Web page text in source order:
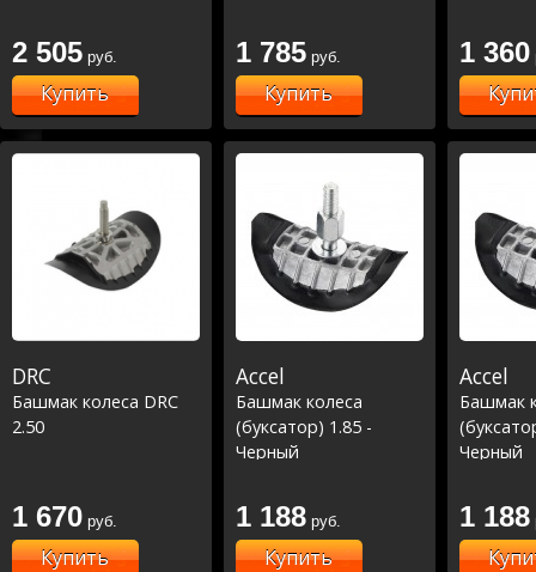
2 505 руб.
Купить
CRF250X 06-
17,CRF450R 12-22,
CRF450RX 17-22,
CRF450X 19-22,
верхний ролик
CRF250R 14-22,
CRF250RX 19-22,
CRF450R 14-22,
CRF450RX 17-22,
CRF450X 19-22
1 785 руб.
Купить
1 360
DRC
Башмак колеса DRC
2.50
1 670 руб.
Купить
Accel
Башмак колеса
(буксатор) 1.85 -
Черный
1 188 руб.
Купить
Accel
Башмак
Черный
1 188